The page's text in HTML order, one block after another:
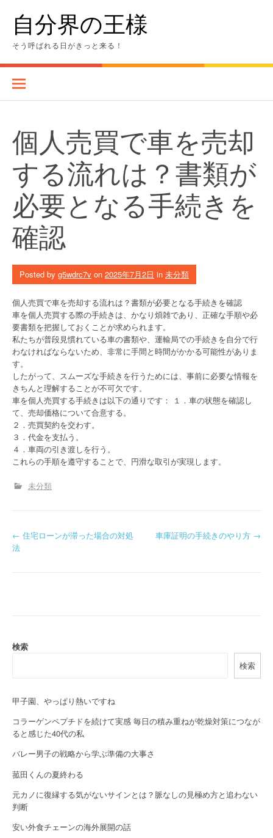
content自分界の王様
そう呼ばれる日がきっと来る！
個人売買で車を売却
する流れは？書類が
必要となる手続きを
確認
Posted by g5wdrc7v on 2025年7月2日 in 未分類
個人売買で車を売却する流れは？書類が必要となる手続きを確認
車を個人売買する際の手続きは、かなり煩雑であり、正確な手順や必
要書類を把握しておくことが求められます。
私たちが普段見慣れている車の書類や、運輸局での手続きを自分で行
わなければならないため、非常に手間と時間がかかる可能性がありま
す。
したがって、スムーズな手続きを行うためには、事前に必要な情報を
きちんと理解することが不可欠です。
車を個人売買する手続きは以下の通りです： １．車の状態を確認し
て、売却価格について合意する。
２．売買契約を交わす。
３．代金を支払う。
４．車両の引き渡しを行う。
これらの手順を遵守することで、円滑な取引が実現します。
未分類
P
a
i
g
a
t
i
o
n
← 住宅ローンが滞った場合の対処
法
車庫証明の手続きのやり方 →
検索
検索
甲子園、やっぱり熱いですね
コラーゲンペプチドを続けて実感 毎日の積み重ねが乾燥対策につなが
ると感じた40代の私
バレー男子の戦略から学ぶ準備の大事さ
菰田くんの夏終わる
元カノに復縁する気がないサインとは？脈なしの見極め方と追わない
判断
安い外食チェーンの海外展開の話